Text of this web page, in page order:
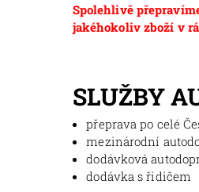
Spolehlivě
jakéhokoliv zboží v
SLUŽBY
přeprava po celé
mezinárodní
dodávková
dodávka s řidičem